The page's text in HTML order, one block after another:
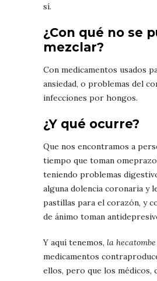
sí.
¿Con qué no se
mezclar?
Con medicamentos usados
ansiedad, o problemas del
infecciones por hongos.
¿Y qué ocurre?
Que nos encontramos a
tiempo que toman
teniendo problemas
alguna dolencia coronaria y
pastillas para el corazón, y
de ánimo toman
Y aquí tenemos, la
medicamentos
ellos, pero que los médicos,